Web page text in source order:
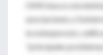
OMS busca
asociaciones y
la osteoporosis,
"principales